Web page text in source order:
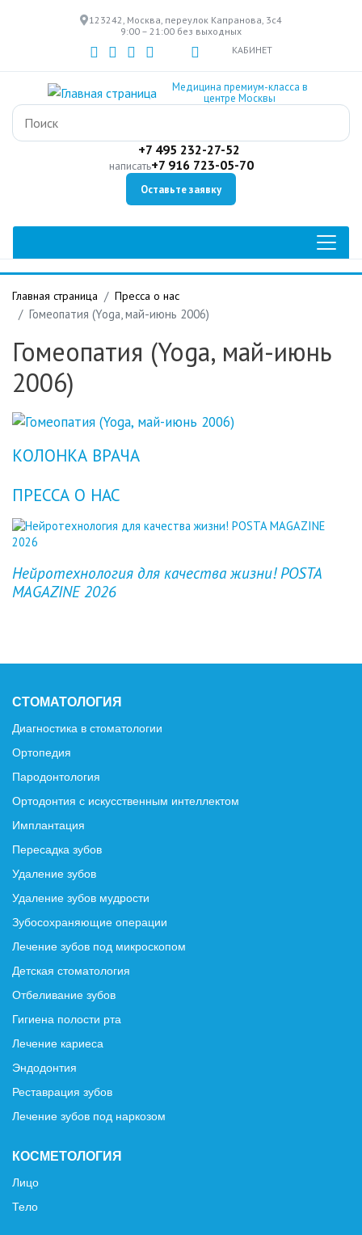
к
основному
содержанию
123242, Москва, переулок Капранова, 3с4
9:00 – 21:00 без выходных
КАБИНЕТ
Медицина премиум-класса в
центре Москвы
+7 495 232-27-52
написать+7 916 723-05-70
Оставьте заявку
Главная страница Пресса о нас
Гомеопатия (Yoga, май-июнь 2006)
Гомеопатия (Yoga, май-июнь
2006)
КОЛОНКА ВРАЧА
ПРЕССА О НАС
Нейротехнология для качества жизни! POSTA
MAGAZINE 2026
Previous
СТОМАТОЛОГИЯ
Диагностика в стоматологии
Ортопедия
Пародонтология
Ортодонтия с искусственным интеллектом
Имплантация
Пересадка зубов
Удаление зубов
Удаление зубов мудрости
Зубосохраняющие операции
Лечение зубов под микроскопом
Детская стоматология
Отбеливание зубов
Гигиена полости рта
Лечение кариеса
Эндодонтия
Реставрация зубов
Лечение зубов под наркозом
КОСМЕТОЛОГИЯ
Лицо
Тело